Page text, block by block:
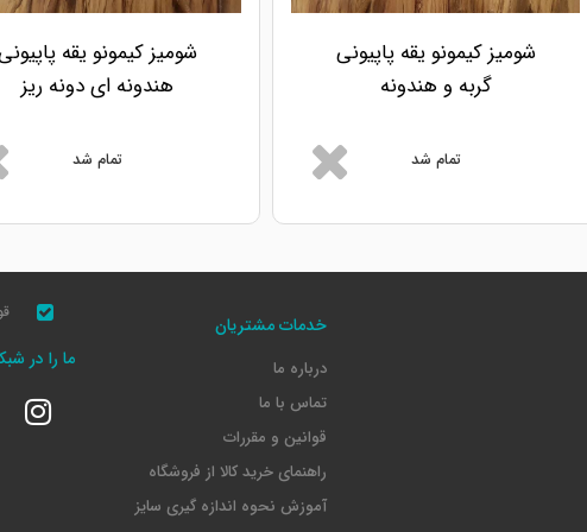
شومیز کیمونو یقه پاپیونی
گربه و هندونه
تمام شد
شومیز کیمونو یقه
هندونه ای دونه ریز
تمام شد
خدمات مشتریان
درباره ما
تماس با ما
قوانین و مقررات
راهنمای خرید کالا از فروشگاه
آموزش نحوه اندازه گیری سایز
ما را در